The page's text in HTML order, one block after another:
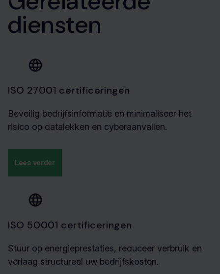
diensten
ISO 27001 certificeringen
Beveilig bedrijfsinformatie en minimaliseer het
risico op datalekken en cyberaanvallen.
Lees verder
ISO 50001 certificeringen
Stuur op energieprestaties, reduceer verbruik en
verlaag structureel uw bedrijfskosten.